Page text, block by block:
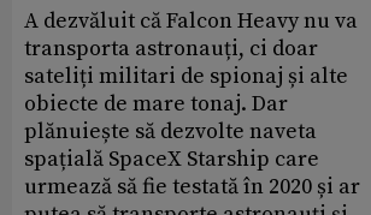
A dezvăluit că Falcon Heavy nu va
transporta astronauți, ci doar
sateliți militari de spionaj și alte
obiecte de mare tonaj. Dar
plănuiește să dezvolte naveta
spațială SpaceX Starship care
urmează să fie testată în 2020 și ar